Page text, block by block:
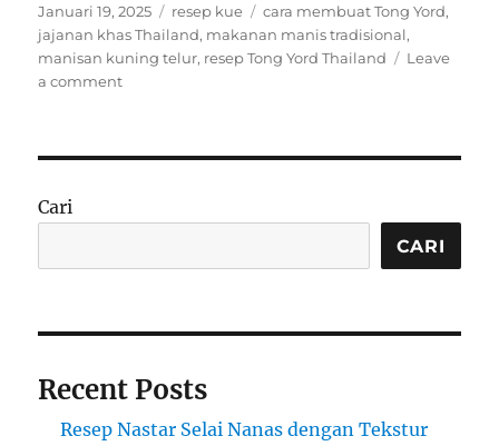
Posted
on
Januari 19, 2025 Categories
resep kue Tags
cara membuat Tong Yord,
jajanan khas Thailand, makanan manis tradisional,
manisan kuning telur, resep Tong Yord Thailand
Leave
a commenton
Thailand
Manis
Cari
CARI
Recent Posts
Resep Nastar Selai Nanas dengan Tekstur